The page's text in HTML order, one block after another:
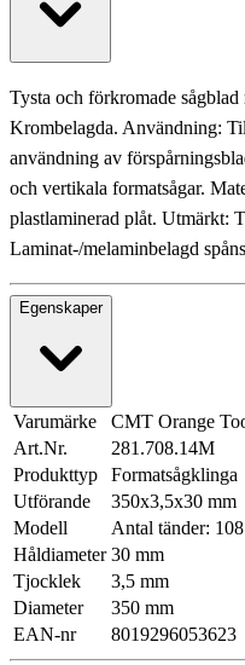
Tysta och förkromade sågblad
Krombelagda. Användning:
användning av
och vertikala formatsågar.
plastlaminerad plåt. Utmärkt:
Laminat-/melaminbelagd
Egenskaper
Varumärke
CMT Orange
Art.Nr.
281.708.14M
Produkttyp
Formatsågklinga
Utförande
350x3,5x30 mm
Modell
Antal tänder:
Håldiameter 30 mm
Tjocklek
3,5 mm
Diameter
350 mm
EAN-nr
8019296053623